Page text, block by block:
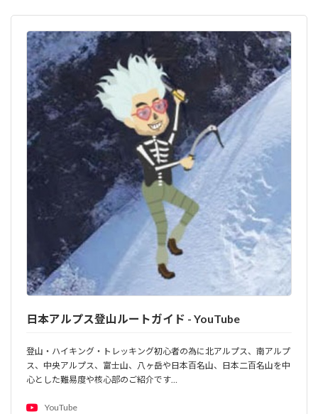
日本アルプス登山ルートガイド - YouTube
登山・ハイキング・トレッキング初心者の為に北アルプス、南アルプ
ス、中央アルプス、富士山、八ヶ岳や日本百名山、日本二百名山を中
心とした難易度や核心部のご紹介です…
YouTube